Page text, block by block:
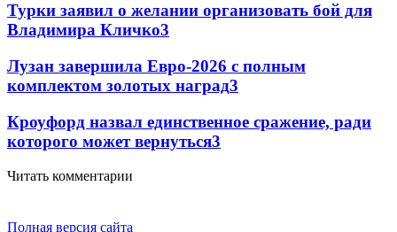
Турки заявил о желании организовать бой для
Владимира Кличко3
Лузан завершила Евро-2026 с полным
комплектом золотых наград3
Кроуфорд назвал единственное сражение, ради
которого может вернуться3
Читать комментарии
Полная версия сайта